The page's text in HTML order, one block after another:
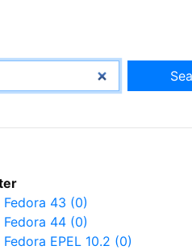
Fedora 43 (0)
Fedora 44 (0)
Fedora EPEL 10.2 (0)